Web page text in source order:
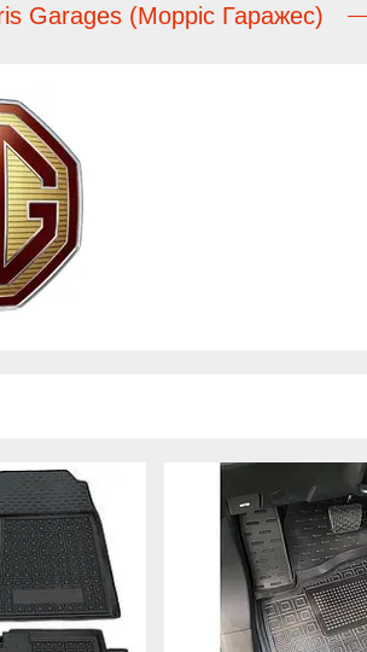
Garages (Морріс Гаражес)